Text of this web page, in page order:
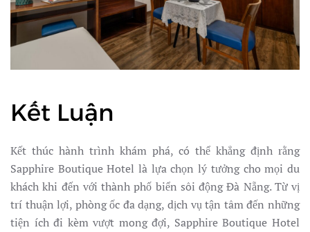
Kết Luận
Kết thúc hành trình khám phá, có thể khẳng định rằng
Sapphire Boutique Hotel là lựa chọn lý tưởng cho mọi du
khách khi đến với thành phố biển sôi động Đà Nẵng. Từ vị
trí thuận lợi, phòng ốc đa dạng, dịch vụ tận tâm đến những
tiện ích đi kèm vượt mong đợi, Sapphire Boutique Hotel